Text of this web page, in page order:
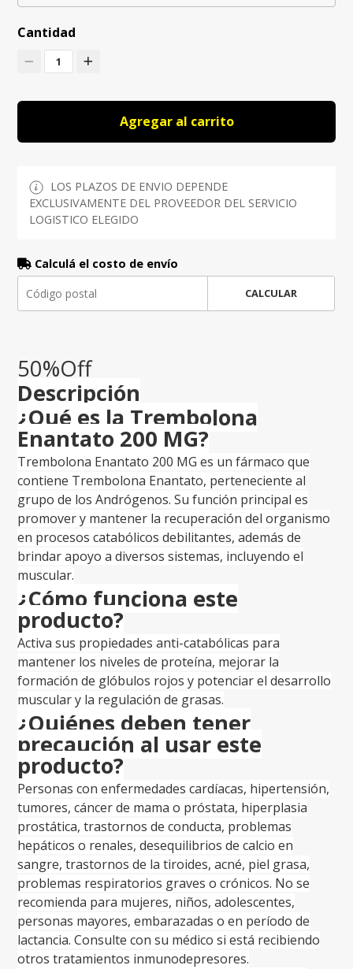
Cantidad
1
Agregar al carrito
LOS PLAZOS DE ENVIO DEPENDE
EXCLUSIVAMENTE DEL PROVEEDOR DEL SERVICIO
LOGISTICO ELEGIDO
Calculá el costo de envío
CALCULAR
50%Off
Descripción
¿Qué es la Trembolona
Enantato 200 MG?
Trembolona Enantato 200 MG es un fármaco que
contiene Trembolona Enantato, perteneciente al
grupo de los Andrógenos. Su función principal es
promover y mantener la recuperación del organismo
en procesos catabólicos debilitantes, además de
brindar apoyo a diversos sistemas, incluyendo el
muscular.
¿Cómo funciona este
producto?
Activa sus propiedades anti-catabólicas para
mantener los niveles de proteína, mejorar la
formación de glóbulos rojos y potenciar el desarrollo
muscular y la regulación de grasas.
¿Quiénes deben tener
precaución al usar este
producto?
Personas con enfermedades cardíacas, hipertensión,
tumores, cáncer de mama o próstata, hiperplasia
prostática, trastornos de conducta, problemas
hepáticos o renales, desequilibrios de calcio en
sangre, trastornos de la tiroides, acné, piel grasa,
problemas respiratorios graves o crónicos. No se
recomienda para mujeres, niños, adolescentes,
personas mayores, embarazadas o en período de
lactancia. Consulte con su médico si está recibiendo
otros tratamientos inmunodepresores.